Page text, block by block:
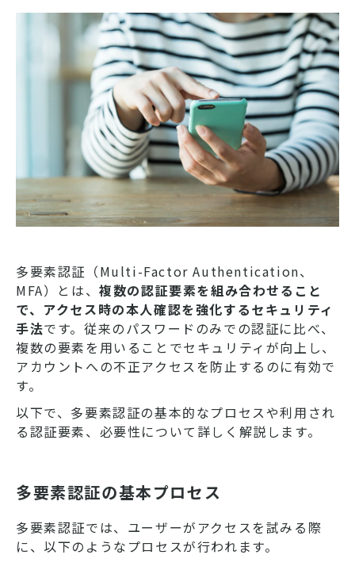
多要素認証（Multi-Factor Authentication、
MFA）とは、複数の認証要素を組み合わせること
で、アクセス時の本人確認を強化するセキュリティ
手法です。従来のパスワードのみでの認証に比べ、
複数の要素を用いることでセキュリティが向上し、
アカウントへの不正アクセスを防止するのに有効で
す。
以下で、多要素認証の基本的なプロセスや利用され
る認証要素、必要性について詳しく解説します。
多要素認証の基本プロセス
多要素認証では、ユーザーがアクセスを試みる際
に、以下のようなプロセスが行われます。